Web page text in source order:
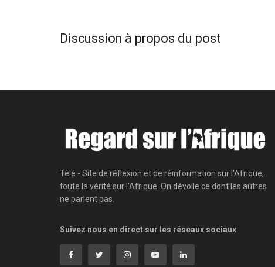
Discussion à propos du post
Télé - Site de réflexion et de réinformation sur l'Afrique,
toute la vérité sur l'Afrique. On dévoile ce dont les autres
ne parlent pas.
Suivez nous en direct sur les réseaux sociaux